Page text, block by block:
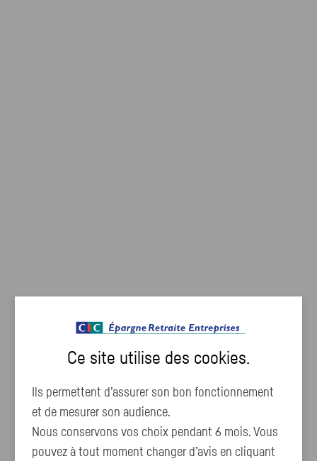
Ce site utilise des cookies.
Ils permettent d’assurer son bon fonctionnement
et de mesurer son audience.
Nous conservons vos choix pendant 6 mois. Vous
pouvez à tout moment changer d’avis en cliquant